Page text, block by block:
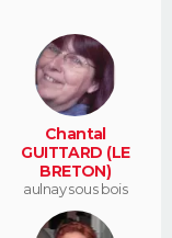
Chantal
GUITTARD (LE
BRETON)
aulnay sous bois